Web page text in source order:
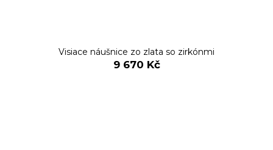
Visiace náušnice zo zlata so zirkónmi
9 670 Kč